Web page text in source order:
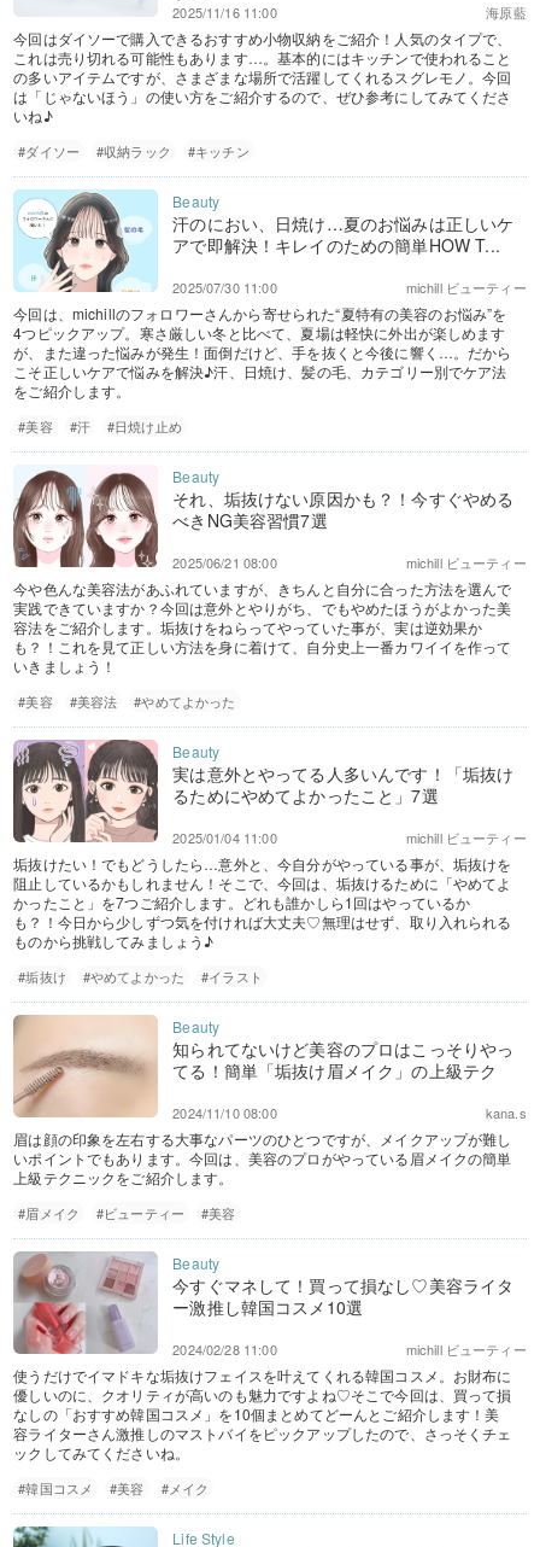
海原藍
2025/11/16 11:00
今回はダイソーで購入できるおすすめ小物収納をご紹介！人気のタイプで、
これは売り切れる可能性もあります…。基本的にはキッチンで使われること
の多いアイテムですが、さまざまな場所で活躍してくれるスグレモノ。今回
は「じゃないほう」の使い方をご紹介するので、ぜひ参考にしてみてくださ
いね♪
#ダイソー #収納ラック #キッチン
汗のにおい、日焼け…夏のお悩みは正しいケ
アで即解決！キレイのための簡単HOW T...
michill ビューティー
2025/07/30 11:00
今回は、michillのフォロワーさんから寄せられた“夏特有の美容のお悩み”を
4つピックアップ。寒さ厳しい冬と比べて、夏場は軽快に外出が楽しめます
が、また違った悩みが発生！面倒だけど、手を抜くと今後に響く…。だから
こそ正しいケアで悩みを解決♪汗、日焼け、髪の毛、カテゴリー別でケア法
をご紹介します。
#美容 #汗 #日焼け止め
それ、垢抜けない原因かも？！今すぐやめる
べきNG美容習慣7選
michill ビューティー
2025/06/21 08:00
今や色んな美容法があふれていますが、きちんと自分に合った方法を選んで
実践できていますか？今回は意外とやりがち、でもやめたほうがよかった美
容法をご紹介します。垢抜けをねらってやっていた事が、実は逆効果か
も？！これを見て正しい方法を身に着けて、自分史上一番カワイイを作って
いきましょう！
#美容 #美容法 #やめてよかった
実は意外とやってる人多いんです！「垢抜け
るためにやめてよかったこと」7選
michill ビューティー
2025/01/04 11:00
垢抜けたい！でもどうしたら…意外と、今自分がやっている事が、垢抜けを
阻止しているかもしれません！そこで、今回は、垢抜けるために「やめてよ
かったこと」を7つご紹介します。どれも誰かしら1回はやっているか
も？！今日から少しずつ気を付ければ大丈夫♡無理はせず、取り入れられる
ものから挑戦してみましょう♪
#垢抜け #やめてよかった #イラスト
知られてないけど美容のプロはこっそりやっ
てる！簡単「垢抜け眉メイク」の上級テク
kana.s
2024/11/10 08:00
眉は顔の印象を左右する大事なパーツのひとつですが、メイクアップが難し
いポイントでもあります。今回は、美容のプロがやっている眉メイクの簡単
上級テクニックをご紹介します。
#眉メイク #ビューティー #美容
今すぐマネして！買って損なし♡美容ライタ
ー激推し韓国コスメ10選
michill ビューティー
2024/02/28 11:00
使うだけでイマドキな垢抜けフェイスを叶えてくれる韓国コスメ。お財布に
優しいのに、クオリティが高いのも魅力ですよね♡そこで今回は、買って損
なしの「おすすめ韓国コスメ」を10個まとめてどーんとご紹介します！美
容ライターさん激推しのマストバイをピックアップしたので、さっそくチェ
ックしてみてくださいね。
#韓国コスメ #美容 #メイク